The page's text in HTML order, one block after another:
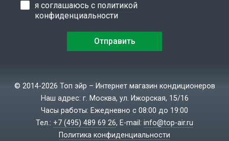
я соглашаюсь с политикой
конфиденциальности
© 2014-2026 Топ эйр – Интернет магазин кондиционеров
Наш адрес: г. Москва, ул. Ижорская, 15/16
Часы работы: Ежедневно с 08:00 до 19:00
Тел.: +7 (495) 489 69 26, E-mail: info@top-air.ru
Политика конфиденциальности